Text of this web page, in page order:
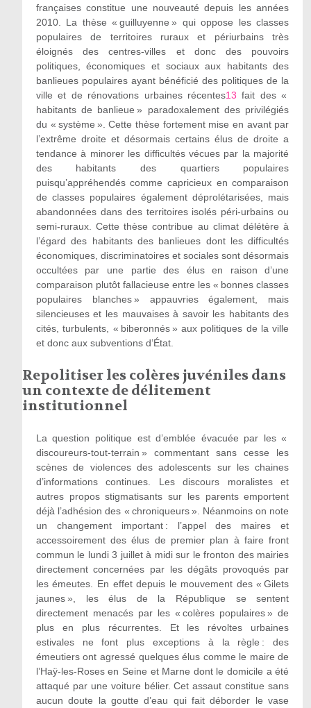
françaises constitue une nouveauté depuis les années
2010. La thèse « guilluyenne » qui oppose les classes
populaires de territoires ruraux et périurbains très
éloignés des centres-villes et donc des pouvoirs
politiques, économiques et sociaux aux habitants des
banlieues populaires ayant bénéficié des politiques de la
ville et de rénovations urbaines récentes13 fait des «
habitants de banlieue » paradoxalement des privilégiés
du « système ». Cette thèse fortement mise en avant par
l’extrême droite et désormais certains élus de droite a
tendance à minorer les difficultés vécues par la majorité
des habitants des quartiers populaires
puisqu’appréhendés comme capricieux en comparaison
de classes populaires également déprolétarisées, mais
abandonnées dans des territoires isolés péri-urbains ou
semi-ruraux. Cette thèse contribue au climat délétère à
l’égard des habitants des banlieues dont les difficultés
économiques, discriminatoires et sociales sont désormais
occultées par une partie des élus en raison d’une
comparaison plutôt fallacieuse entre les « bonnes classes
populaires blanches » appauvries également, mais
silencieuses et les mauvaises à savoir les habitants des
cités, turbulents, « biberonnés » aux politiques de la ville
et donc aux subventions d’État.
Repolitiser les colères juvéniles dans
un contexte de délitement
institutionnel
La question politique est d’emblée évacuée par les «
discoureurs-tout-terrain » commentant sans cesse les
scènes de violences des adolescents sur les chaines
d’informations continues. Les discours moralistes et
autres propos stigmatisants sur les parents emportent
déjà l’adhésion des « chroniqueurs ». Néanmoins on note
un changement important : l’appel des maires et
accessoirement des élus de premier plan à faire front
commun le lundi 3 juillet à midi sur le fronton des mairies
directement concernées par les dégâts provoqués par
les émeutes. En effet depuis le mouvement des « Gilets
jaunes », les élus de la République se sentent
directement menacés par les « colères populaires » de
plus en plus récurrentes. Et les révoltes urbaines
estivales ne font plus exceptions à la règle : des
émeutiers ont agressé quelques élus comme le maire de
l’Haÿ-les-Roses en Seine et Marne dont le domicile a été
attaqué par une voiture bélier. Cet assaut constitue sans
aucun doute la goutte d’eau qui fait déborder le vase